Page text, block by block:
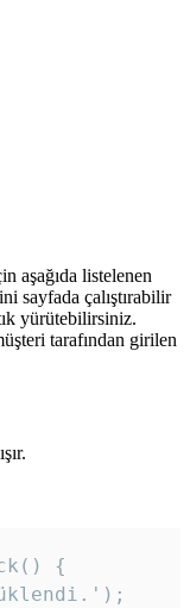
aşağıda listelenen
sayfada çalıştırabilir
yürütebilirsiniz.
tarafından girilen
{